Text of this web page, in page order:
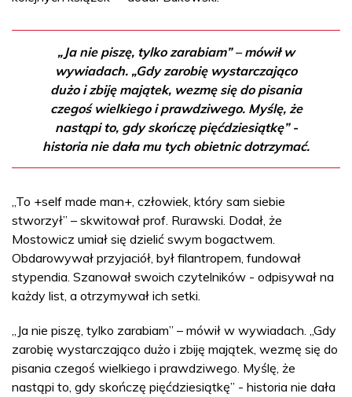
„Ja nie piszę, tylko zarabiam” – mówił w
wywiadach. „Gdy zarobię wystarczająco
dużo i zbiję majątek, wezmę się do pisania
czegoś wielkiego i prawdziwego. Myślę, że
nastąpi to, gdy skończę pięćdziesiątkę” -
historia nie dała mu tych obietnic dotrzymać.
„To +self made man+, człowiek, który sam siebie
stworzył” – skwitował prof. Rurawski. Dodał, że
Mostowicz umiał się dzielić swym bogactwem.
Obdarowywał przyjaciół, był filantropem, fundował
stypendia. Szanował swoich czytelników - odpisywał na
każdy list, a otrzymywał ich setki.
„Ja nie piszę, tylko zarabiam” – mówił w wywiadach. „Gdy
zarobię wystarczająco dużo i zbiję majątek, wezmę się do
pisania czegoś wielkiego i prawdziwego. Myślę, że
nastąpi to, gdy skończę pięćdziesiątkę” - historia nie dała